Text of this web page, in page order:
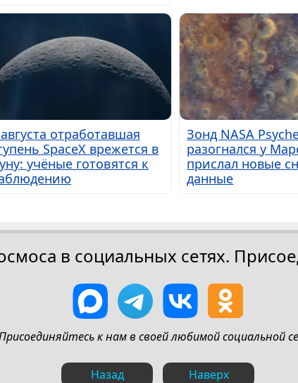
отработавшая
SpaceX врежется в
учёные готовятся к
Зонд NASA
разогнался у
прислал новые
данные
в социальных сетях.
к нам в своей любимой социальной
Назад Наверх